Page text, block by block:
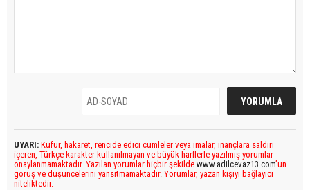
UYARI: Küfür, hakaret, rencide edici cümleler veya imalar, inançlara saldırı
içeren, Türkçe karakter kullanılmayan ve büyük harflerle yazılmış yorumlar
onaylanmamaktadır. Yazılan yorumlar hiçbir şekilde www.adilcevaz13.com’un
görüş ve düşüncelerini yansıtmamaktadır. Yorumlar, yazan kişiyi bağlayıcı
niteliktedir.